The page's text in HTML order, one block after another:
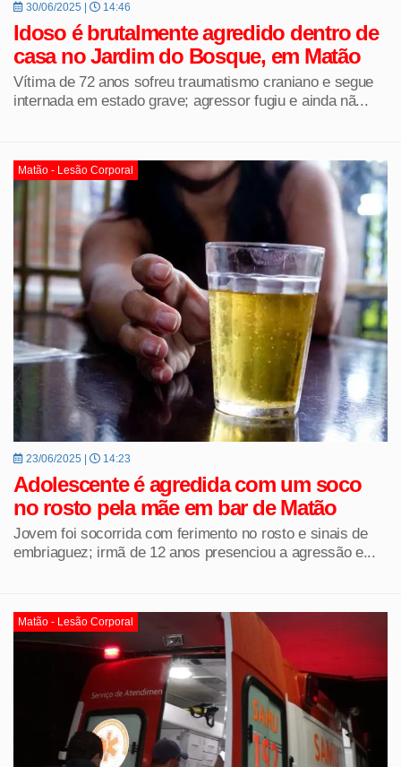
30/06/2025 | 14:46
Idoso é brutalmente agredido dentro de
casa no Jardim do Bosque, em Matão
Vítima de 72 anos sofreu traumatismo craniano e segue
internada em estado grave; agressor fugiu e ainda nã...
Matão - Lesão Corporal
23/06/2025 | 14:23
Adolescente é agredida com um soco
no rosto pela mãe em bar de Matão
Jovem foi socorrida com ferimento no rosto e sinais de
embriaguez; irmã de 12 anos presenciou a agressão e...
Matão - Lesão Corporal